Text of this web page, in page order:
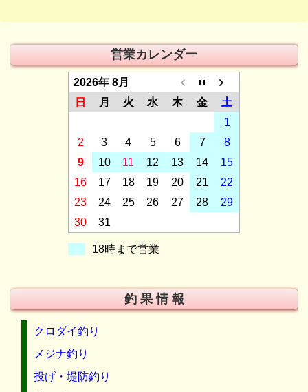
営業カレンダー
2026年 8月
日
月 火 水 木 金
土
1
2
3 4 5 6 7
8
9
10 11 12 13 14
15
16
17 18 19 20 21
22
23
24 25 26 27 28
29
30
31
18時まで営業
釣 果 情 報
クロダイ釣り
メジナ釣り
投げ・堤防釣り